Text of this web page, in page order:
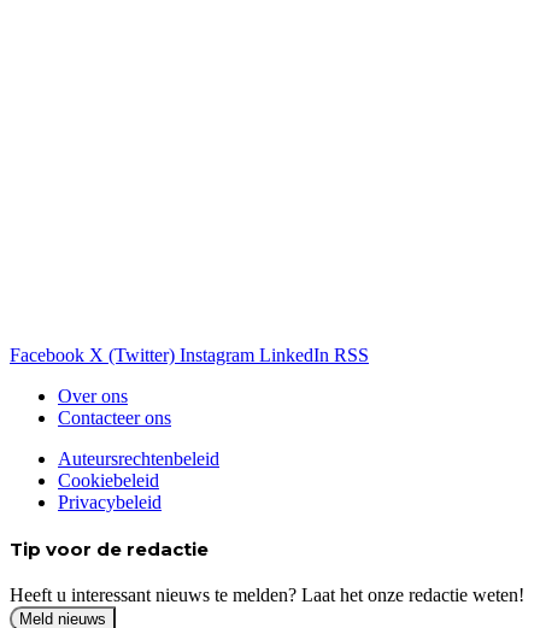
Facebook X (Twitter) Instagram LinkedIn RSS
Over ons
Contacteer ons
Auteursrechtenbeleid
Cookiebeleid
Privacybeleid
Tip voor de redactie
Heeft u interessant nieuws te melden? Laat het onze redactie weten!